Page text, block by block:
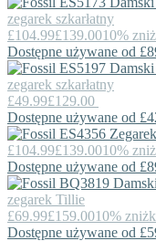
zegarek szkarłatny
£104.99£139.0010%
Dostępne używane od
zegarek szkarłatny
£49.99£129.00
Dostępne używane od
£104.99£139.0010%
Dostępne używane od
zegarek Tillie
£69.99£159.0010%
Dostępne używane od